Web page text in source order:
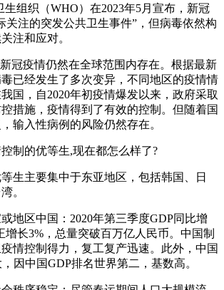
生组织（WHO）在2023年5月宣布，新冠
关注的突发公共卫生事件”，但病毒依然构
注和应对。
冠疫情仍然在全球范围内存在。根据最新
已经发生了多次变异，不同地区的疫情情
国，自2020年初疫情爆发以来，政府采取
措施，疫情得到了有效的控制。但随着国
输入性病例的风险仍然存在。
控制的优等生,现在都怎么样了?
生主要集中于东亚地区，包括韩国、日
。
地区中国：2020年第三季度GDP同比增
增长3%，总量突破百万亿人民币。中国制
情控制得力，复工复产迅速。此外，中国
因中国GDP排名世界第二，基数高。